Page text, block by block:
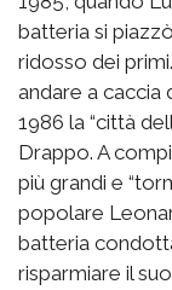
batteria si
ridosso dei primi.
andare a
1986 la “città
Drappo. A
più grandi e
popolare
batteria
risparmiare il